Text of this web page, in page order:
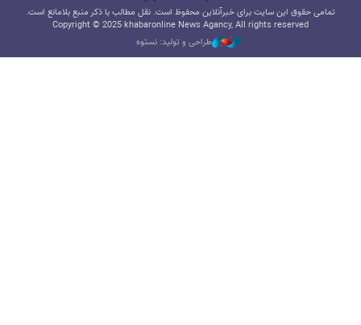
تمامی حقوق این سایت برای خبرآنلاین محفوظ است. نقل مطالب با ذکر منبع بلامانع است.
Copyright © 2025 khabaronline News Agancy, All rights reserved
طراحی و تولید: نستوه